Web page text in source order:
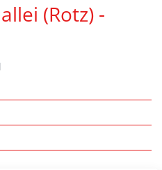
(Rotz) -